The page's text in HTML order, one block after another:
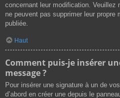
concernant leur modification. Veuillez
ne peuvent pas supprimer leur propre
publiée.
Haut
Comment puis-je insérer
message ?
Pour insérer une signature à un de
d’abord en créer une depuis le